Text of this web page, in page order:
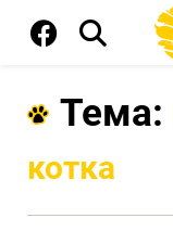
Тема:
котка